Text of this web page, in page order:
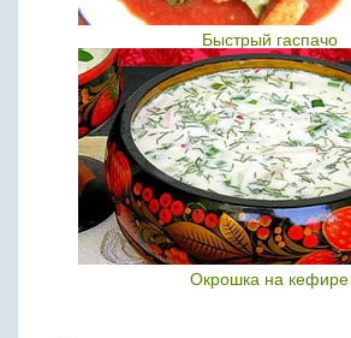
Быстрый гаспачо
Окрошка на кефире